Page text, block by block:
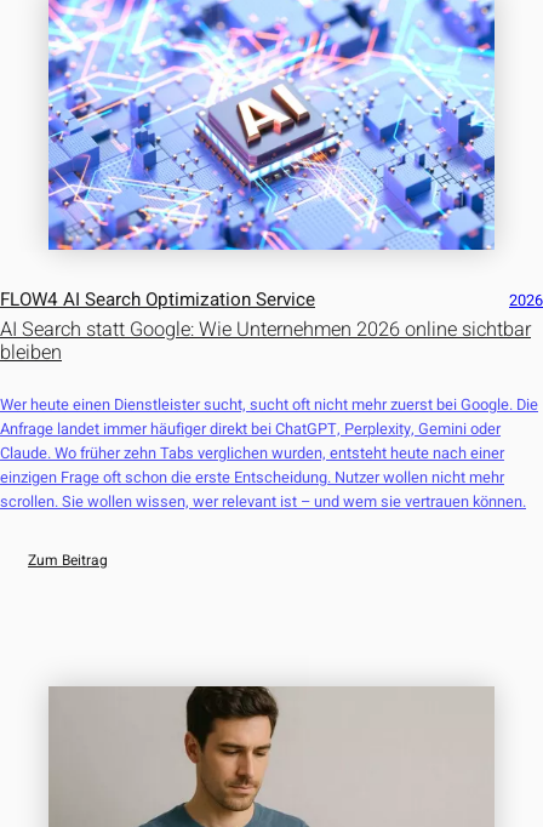
FLOW4 AI Search Optimization Service 2026
AI Search statt Google: Wie Unternehmen 2026 online sichtbar
bleiben
Wer heute einen Dienstleister sucht, sucht oft nicht mehr zuerst bei Google. Die
Anfrage landet immer häufiger direkt bei ChatGPT, Perplexity, Gemini oder
Claude. Wo früher zehn Tabs verglichen wurden, entsteht heute nach einer
einzigen Frage oft schon die erste Entscheidung. Nutzer wollen nicht mehr
scrollen. Sie wollen wissen, wer relevant ist – und wem sie vertrauen können.
Zum Beitrag